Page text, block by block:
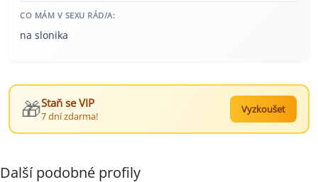
CO MÁM V SEXU RÁD/A:
na slonika
🎁Staň se VIP
7 dní zdarma!
Vyzkoušet
Další podobné profily